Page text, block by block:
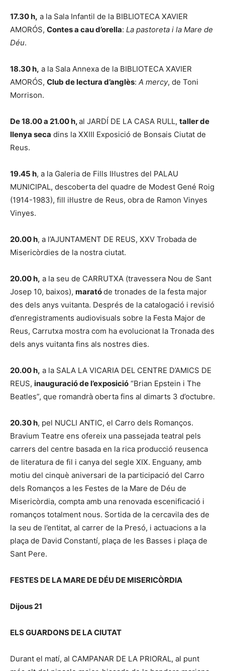
17.30 h, a la Sala Infantil de la BIBLIOTECA XAVIER
AMORÓS, Contes a cau d’orella: La pastoreta i la Mare de
Déu.
18.30 h, a la Sala Annexa de la BIBLIOTECA XAVIER
AMORÓS, Club de lectura d’anglès: A mercy, de Toni
Morrison.
De 18.00 a 21.00 h,al JARDÍ DE LA CASA RULL, taller de
llenya seca dins la XXIII Exposició de Bonsais Ciutat de
Reus.
19.45 h, a la Galeria de Fills Il·lustres del PALAU
MUNICIPAL, descoberta del quadre de Modest Gené Roig
(1914-1983), fill il·lustre de Reus, obra de Ramon Vinyes
Vinyes.
20.00 h, a l’AJUNTAMENT DE REUS, XXV Trobada de
Misericòrdies de la nostra ciutat.
20.00 h, a la seu de CARRUTXA (travessera Nou de Sant
Josep 10, baixos), maratóde tronades de la festa major
des dels anys vuitanta. Després de la catalogació i revisió
d’enregistraments audiovisuals sobre la Festa Major de
Reus, Carrutxa mostra com ha evolucionat la Tronada des
dels anys vuitanta fins als nostres dies.
20.00 h, a la SALA LA VICARIA DEL CENTRE D’AMICS DE
REUS, inauguració de l’exposició “Brian Epstein i The
Beatles”, que romandrà oberta fins al dimarts 3 d’octubre.
20.30 h, pel NUCLI ANTIC, el Carro dels Romanços.
Bravium Teatre ens ofereix una passejada teatral pels
carrers del centre basada en la rica producció reusenca
de literatura de fil i canya del segle XIX. Enguany, amb
motiu del cinquè aniversari de la participació del Carro
dels Romanços a les Festes de la Mare de Déu de
Misericòrdia, compta amb una renovada escenificació i
romanços totalment nous. Sortida de la cercavila des de
la seu de l’entitat, al carrer de la Presó, i actuacions a la
plaça de David Constantí, plaça de les Basses i plaça de
Sant Pere.
FESTES DE LA MARE DE DÉU DE MISERICÒRDIA
Dijous 21
ELS GUARDONS DE LA CIUTAT
Durant el matí, al CAMPANAR DE LA PRIORAL, al punt